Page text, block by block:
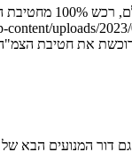
קוואסאקי
uploads/
את חטיבת